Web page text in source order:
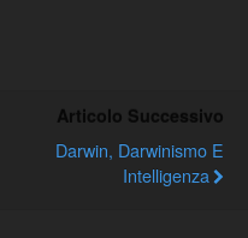
Articolo Successivo
Darwin, Darwinismo E
Intelligenza